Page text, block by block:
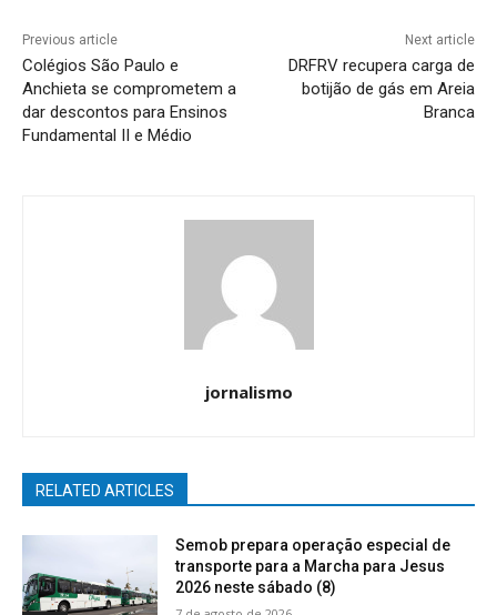
Previous article
Colégios São Paulo e
Anchieta se comprometem a
dar descontos para Ensinos
Fundamental II e Médio
Next article
DRFRV recupera carga de
botijão de gás em Areia
Branca
jornalismo
RELATED ARTICLES
Semob prepara operação especial de
transporte para a Marcha para Jesus
2026 neste sábado (8)